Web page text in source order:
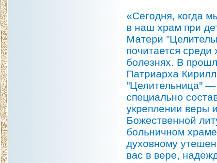
«Сегодня, когда
в наш храм при
Матери
почитается
болезнях. В
Патриарха
"Целительница"
специально
укреплении веры
Божественной
больничном
духовному
вас в вере,